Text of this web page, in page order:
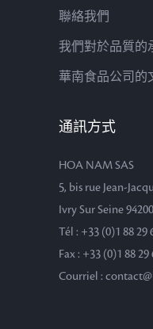
聯絡我們
我們對於品質的
華南食品公司的
通訊方式
HOA NAM SAS
5, bis rue Jean-
Ivry Sur Seine
Tél : +33 (0)1 88 29
Fax : +33 (0)1 88 29
Courriel :